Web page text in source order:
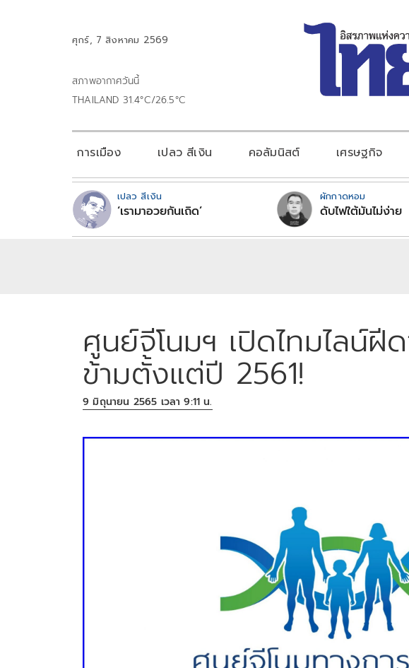
ศุกร์, 7 สิงหาคม 2569
สภาพอากาศวันนี้
THAILAND 31.4°C/26.5°C
การเมือง เปลว สีเงิน คอลัมนิสต์ เศรษฐกิจ
เปลว สีเงิน
‘เรามาอวยกันเถิด’
ผักกาดหอม
ดับไฟใต้มันไม่ง่าย
ศูนย์จีโนมฯ เปิดไทมไลน์
ข้ามตั้งแต่ปี 2561!
9 มิถุนายน 2565 เวลา 9:11 น.